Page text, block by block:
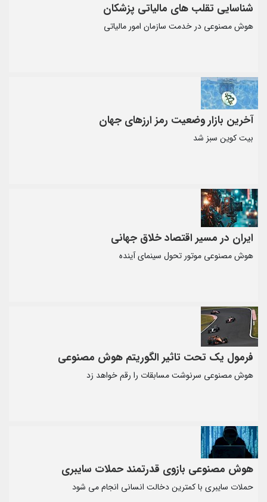
شناسایی تقلب های مالیاتی پزشکان
هوش مصنوعی در خدمت سازمان امور مالیاتی
آخرین بازار وضعیت رمز ارزهای جهان
بیت کوین سبز شد
ایران در مسیر اقتصاد خلاق جهانی
هوش مصنوعی موتور تحول سینمای آینده
فرمول یک تحت تاثیر الگوریتم هوش مصنوعی
هوش مصنوعی سرنوشت مسابقات را رقم خواهد زد
هوش مصنوعی بازوی قدرتمند حملات سایبری
حملات سایبری با کمترین دخالت انسانی انجام می شود